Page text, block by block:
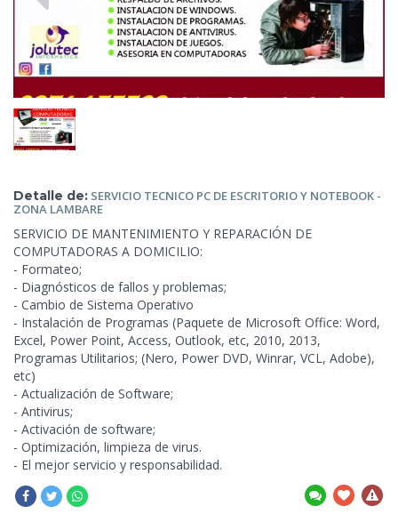
Detalle de: SERVICIO TECNICO PC DE ESCRITORIO Y NOTEBOOK -
ZONA LAMBARE
SERVICIO DE MANTENIMIENTO Y REPARACIÓN DE
COMPUTADORAS A DOMICILIO:
- Formateo;
- Diagnósticos de fallos y problemas;
- Cambio de Sistema Operativo
- Instalación de Programas (Paquete de Microsoft Office: Word,
Excel, Power Point, Access, Outlook, etc, 2010, 2013,
Programas Utilitarios; (Nero, Power DVD, Winrar, VCL, Adobe),
etc)
- Actualización de Software;
- Antivirus;
- Activación de software;
- Optimización, limpieza de virus.
- El mejor servicio y responsabilidad.